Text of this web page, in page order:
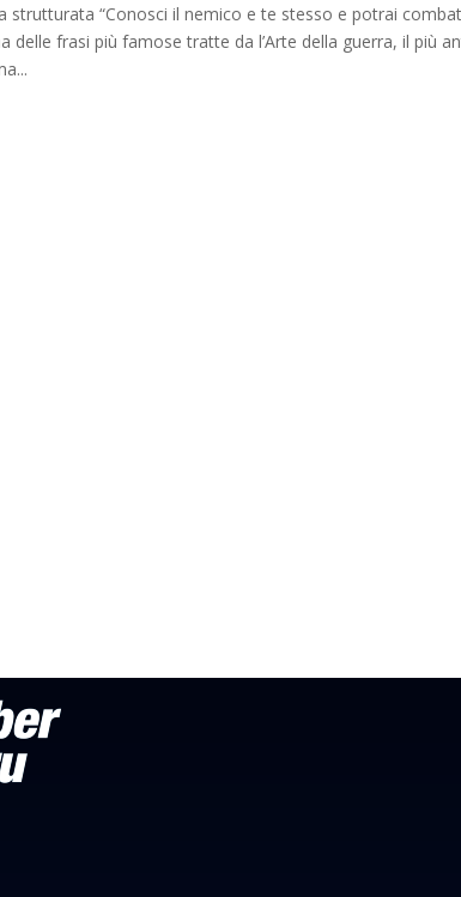
strutturata “Conosci il nemico e te stesso e potrai
delle frasi più famose tratte da l’Arte della guerra, il più